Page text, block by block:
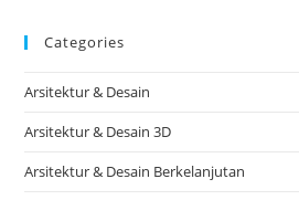
Categories
Arsitektur & Desain
Arsitektur & Desain 3D
Arsitektur & Desain Berkelanjutan